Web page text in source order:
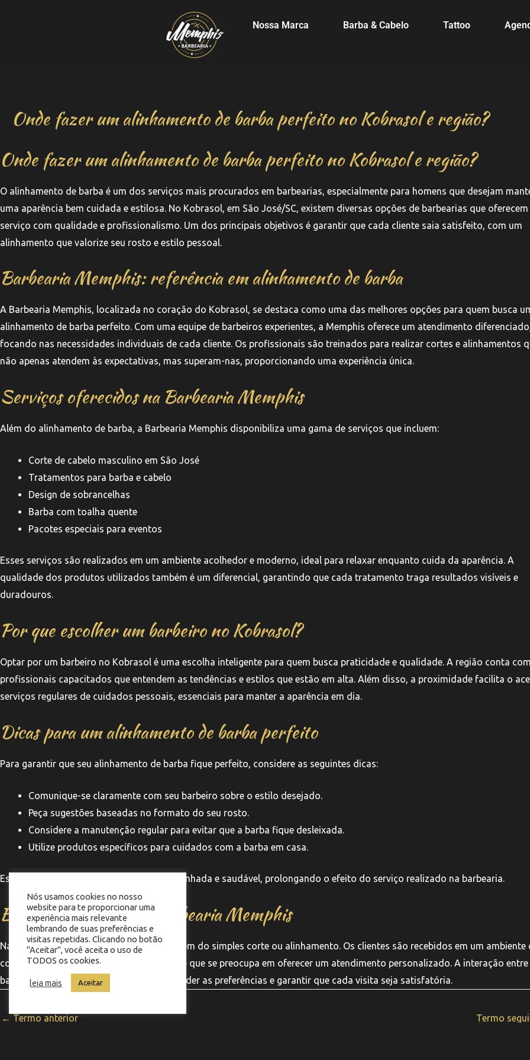
Nossa Marca Barba & Cabelo Tattoo
Onde fazer um alinhamento de barba perfeito no Kobrasol e região?
Onde fazer um alinhamento de barba perfeito no Kobrasol e região?
O alinhamento de barba é um dos serviços mais procurados em barbearias, especialmente para homens que desejam
uma aparência bem cuidada e estilosa. No Kobrasol, em São José/SC, existem diversas opções de barbearias que oferecem
serviço com qualidade e profissionalismo. Um dos principais objetivos é garantir que cada cliente saia satisfeito, com um
alinhamento que valorize seu rosto e estilo pessoal.
Barbearia Memphis: referência em alinhamento de barba
A Barbearia Memphis, localizada no coração do Kobrasol, se destaca como uma das melhores opções para quem busca
alinhamento de barba perfeito. Com uma equipe de barbeiros experientes, a Memphis oferece um atendimento
focando nas necessidades individuais de cada cliente. Os profissionais são treinados para realizar cortes e alinhamentos
não apenas atendem às expectativas, mas superam-nas, proporcionando uma experiência única.
Serviços oferecidos na Barbearia Memphis
Além do alinhamento de barba, a Barbearia Memphis disponibiliza uma gama de serviços que incluem:
Corte de cabelo masculino em São José
Tratamentos para barba e cabelo
Design de sobrancelhas
Barba com toalha quente
Pacotes especiais para eventos
Esses serviços são realizados em um ambiente acolhedor e moderno, ideal para relaxar enquanto cuida da aparência. A
qualidade dos produtos utilizados também é um diferencial, garantindo que cada tratamento traga resultados visíveis e
duradouros.
Por que escolher um barbeiro no Kobrasol?
Optar por um barbeiro no Kobrasol é uma escolha inteligente para quem busca praticidade e qualidade. A região conta com
profissionais capacitados que entendem as tendências e estilos que estão em alta. Além disso, a proximidade facilita o
serviços regulares de cuidados pessoais, essenciais para manter a aparência em dia.
Dicas para um alinhamento de barba perfeito
Para garantir que seu alinhamento de barba fique perfeito, considere as seguintes dicas:
Comunique-se claramente com seu barbeiro sobre o estilo desejado.
Peça sugestões baseadas no formato do seu rosto.
Considere a manutenção regular para evitar que a barba fique desleixada.
Utilize produtos específicos para cuidados com a barba em casa.
Essas práticas ajudam a manter a barba alinhada e saudável, prolongando o efeito do serviço realizado na barbearia.
Experiência única na Barbearia Memphis
Na Barbearia Memphis, a experiência vai além do simples corte ou alinhamento. Os clientes são recebidos em um ambiente
combina conforto e estilo, com uma equipe que se preocupa em oferecer um atendimento personalizado. A interação entre
barbeiro e cliente é fundamental para entender as preferências e garantir que cada visita seja satisfatória.
← Termo anterior Termo
Nós usamos cookies no nosso
website para te proporcionar uma
experiência mais relevante
lembrando de suas preferências e
visitas repetidas. Clicando no botão
"Aceitar", você aceita o uso de
TODOS os cookies.
leia mais Aceitar